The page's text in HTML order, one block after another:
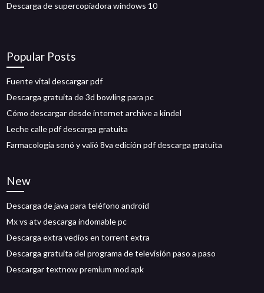
Descarga de supercopiadora windows 10
Popular Posts
Fuente vital descargar pdf
Descarga gratuita de 3d bowling para pc
Cómo descargar desde internet archive a kindel
Leche calle pdf descarga gratuita
Farmacología sonó y valió 8va edición pdf descarga gratuita
New
Descarga de java para teléfono android
Mx vs atv descarga indomable pc
Descarga extra vedios en torrent extra
Descarga gratuita del programa de televisión paso a paso
Descargar textnow premium mod apk